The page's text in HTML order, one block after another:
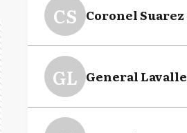
CS Coronel Suarez
GL General Lavalle